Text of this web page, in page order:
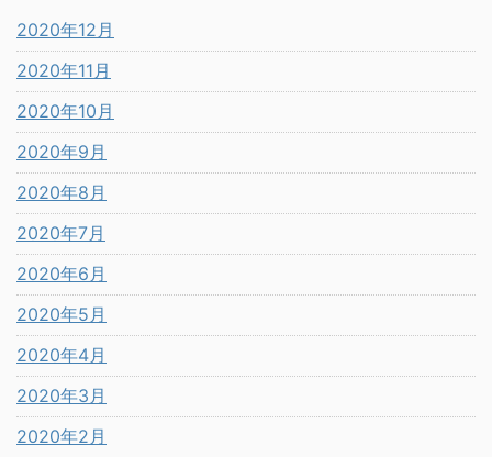
2020年12月
2020年11月
2020年10月
2020年9月
2020年8月
2020年7月
2020年6月
2020年5月
2020年4月
2020年3月
2020年2月